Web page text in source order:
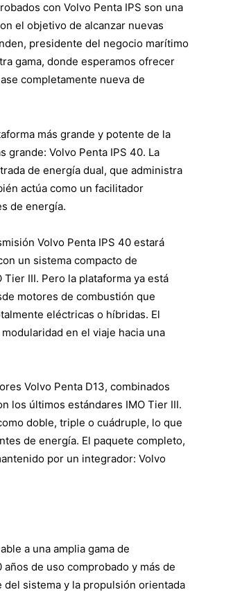
con Volvo Penta IPS son una
el objetivo de alcanzar nuevas
presidente del negocio marítimo
gama, donde esperamos ofrecer
completamente nueva de
más grande y potente de la
grande: Volvo Penta IPS 40. La
de energía dual, que administra
actúa como un facilitador
de energía.
Volvo Penta IPS 40 estará
un sistema compacto de
III. Pero la plataforma ya está
motores de combustión que
eléctricas o híbridas. El
en el viaje hacia una
Volvo Penta D13, combinados
los últimos estándares IMO Tier III.
doble, triple o cuádruple, lo que
de energía. El paquete completo,
por un integrador: Volvo
a una amplia gama de
de uso comprobado y más de
sistema y la propulsión orientada